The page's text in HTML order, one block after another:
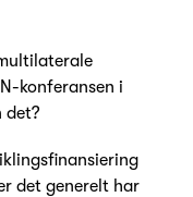
konferansen i
det?
det generelt har